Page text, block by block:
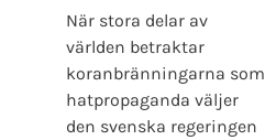
När stora delar av
världen betraktar
koranbränningarna som
hatpropaganda väljer
den svenska regeringen